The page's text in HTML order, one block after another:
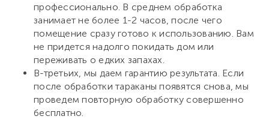
профессионально. В среднем обработка
занимает не более 1-2 часов, после чего
помещение сразу готово к использованию. Вам
не придется надолго покидать дом или
переживать о едких запахах.
В-третьих, мы даем гарантию результата. Если
после обработки тараканы появятся снова, мы
проведем повторную обработку совершенно
бесплатно.